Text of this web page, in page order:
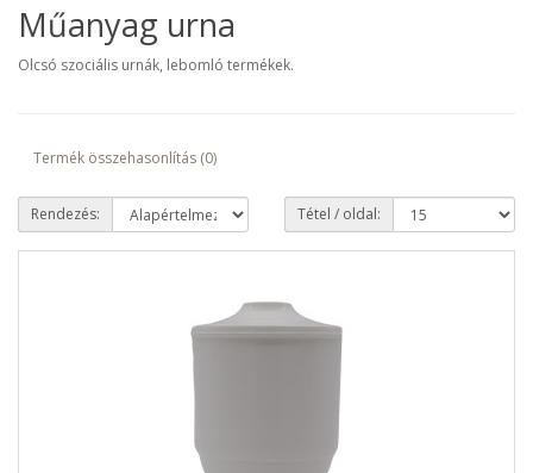
Műanyag urna
Olcsó szociális urnák, lebomló termékek.
Termék összehasonlítás (0)
Rendezés: Tétel / oldal: